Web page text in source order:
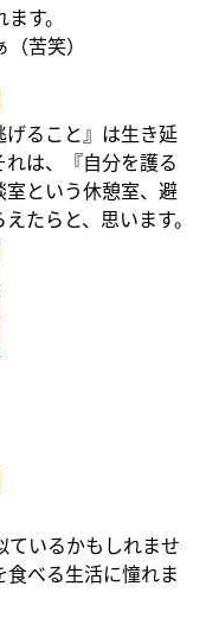
す。
苦笑）
ること』は生き延
は、『自分を護る
室という休憩室、避
たらと、思います。
いるかもしれませ
べる生活に憧れま